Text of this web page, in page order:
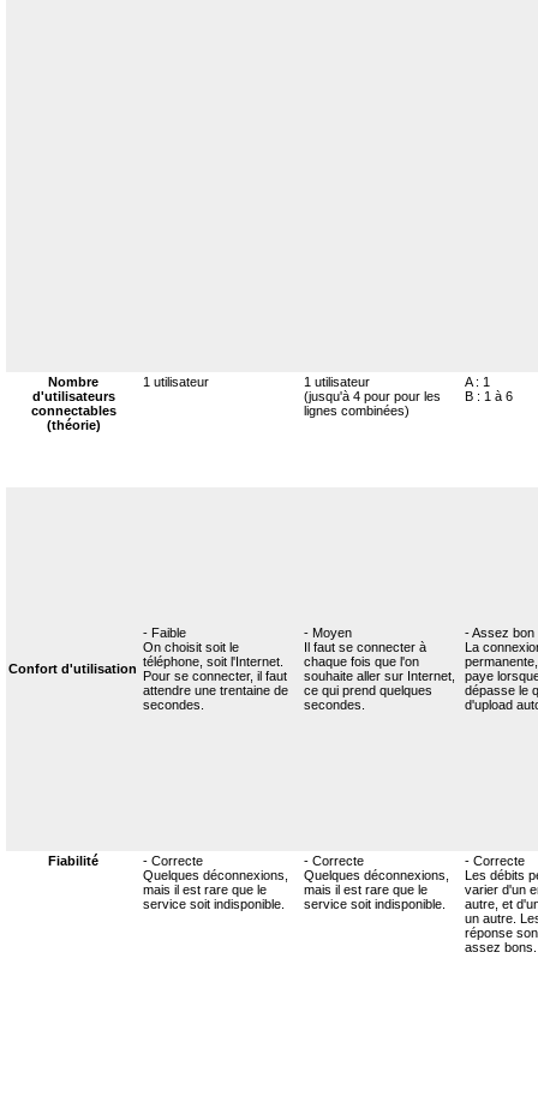
Nombre
d'utilisateurs
connectables
(théorie)
1 utilisateur
1 utilisateur
(jusqu'à 4 pour pour les
lignes combinées)
A : 1
B : 1 à 6
Confort d'utilisation
- Faible
On choisit soit le
téléphone, soit l'Internet.
Pour se connecter, il faut
attendre une trentaine de
secondes.
- Moyen
Il faut se connecter à
chaque fois que l'on
souhaite aller sur Internet,
ce qui prend quelques
secondes.
- Assez bon
La
paye
dépasse le
d'upload
Fiabilité
- Correcte
Quelques déconnexions,
mais il est rare que le
service soit indisponible.
- Correcte
Quelques déconnexions,
mais il est rare que le
service soit indisponible.
- Correcte
Les débits
varier d'un
autre, et
un autre.
réponse
assez bons.